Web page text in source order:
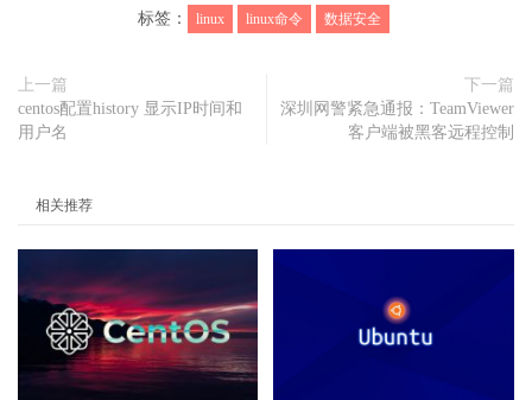
标签： linux linux命令 数据安全
上一篇
centos配置history 显示IP时间和
用户名
下一篇
深圳网警紧急通报：TeamViewer
客户端被黑客远程控制
相关推荐